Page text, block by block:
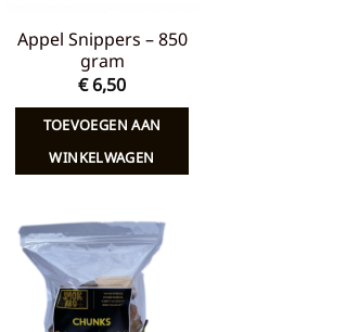
Appel Snippers – 850
gram
€6,50
TOEVOEGEN AAN
WINKELWAGEN
Toevoegen
aan
verlanglijst